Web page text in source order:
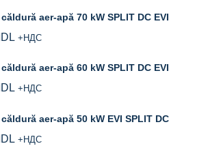
aer-apă 70 kW SPLIT DC EVI
+НДС
aer‑apă 60 kW SPLIT DC EVI
+НДС
aer‑apă 50 kW EVI SPLIT DC
+НДС